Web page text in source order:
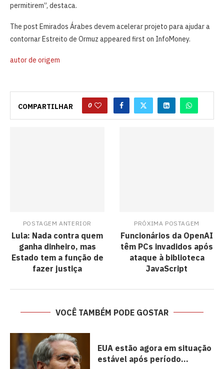
permitirem”, destaca.
The post Emirados Árabes devem acelerar projeto para ajudar a
contornar Estreito de Ormuz appeared first on InfoMoney.
autor de origem
COMPARTILHAR 0
POSTAGEM ANTERIOR
Lula: Nada contra quem
ganha dinheiro, mas
Estado tem a função de
fazer justiça
PRÓXIMA POSTAGEM
Funcionários da OpenAI
têm PCs invadidos após
ataque à biblioteca
JavaScript
VOCÊ TAMBÉM PODE GOSTAR
EUA estão agora em situação
estável após período...